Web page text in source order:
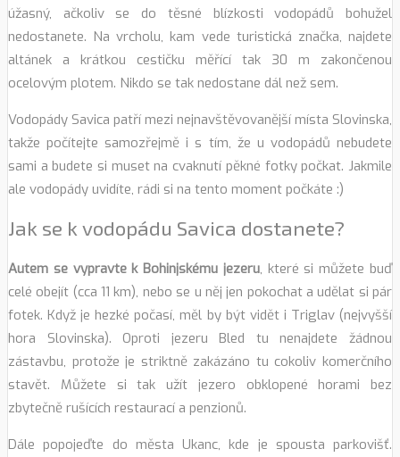
úžasný, ačkoliv se do těsné blízkosti vodopádů bohužel
nedostanete. Na vrcholu, kam vede turistická značka, najdete
altánek a krátkou cestičku měřící tak 30 m zakončenou
ocelovým plotem. Nikdo se tak nedostane dál než sem.
Vodopády Savica patří mezi nejnavštěvovanější místa Slovinska,
takže počítejte samozřejmě i s tím, že u vodopádů nebudete
sami a budete si muset na cvaknutí pěkné fotky počkat. Jakmile
ale vodopády uvidíte, rádi si na tento moment počkáte :)
Jak se k vodopádu Savica dostanete?
Autem se vypravte k Bohinjskému jezeru, které si můžete buď
celé obejít (cca 11 km), nebo se u něj jen pokochat a udělat si pár
fotek. Když je hezké počasí, měl by být vidět i Triglav (nejvyšší
hora Slovinska). Oproti jezeru Bled tu nenajdete žádnou
zástavbu, protože je striktně zakázáno tu cokoliv komerčního
stavět. Můžete si tak užít jezero obklopené horami bez
zbytečně rušících restaurací a penzionů.
Dále popojeďte do města Ukanc, kde je spousta parkovišť.